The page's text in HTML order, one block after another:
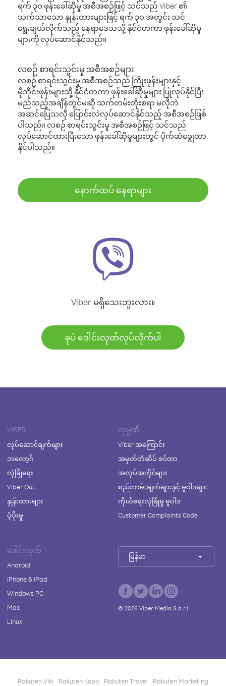
ရက် ၃၀ ဖုန်းခေါ်ဆိုမှု အစီအစဉ်ဖြင့် သင်သည် Viber ၏
သက်သာသော နှုန်းထားများဖြင့် ရက် ၃၀ အတွင်း သင်
ရွေးချယ်လိုက်သည့် နေရာဒေသသို့ နိုင်ငံတကာ ဖုန်းခေါ်ဆိုမှု
များကို လုပ်ဆောင်နိုင်သည်။
လစဉ် စာရင်းသွင်းမှု အစီအစဉ်များ
လစဉ် စာရင်းသွင်းမှု အစီအစဉ်သည် ကြိုးဖုန်းများနှင့်
မိုဘိုင်းဖုန်းများသို့ နိုင်ငံတကာ ဖုန်းခေါ်ဆိုမှုများ ပြုလုပ်နိုင်ပြီး
မည်သည့်အချိန်တွင်မဆို သက်တမ်းတိုးစရာ မလိုဘဲ
အဆင်ပြေသလို ပြောင်းလဲလုပ်ဆောင်နိုင်သည့် အစီအစဉ်ဖြစ်
ပါသည်။ လစဉ် စာရင်းသွင်းမှု အစီအစဉ်ဖြင့် သင်သည်
လုပ်ဆောင်ထားပြီးသော ဖုန်းခေါ်ဆိုမှုများတွင် ပိုက်ဆံချွေတာ
နိုင်ပါသည်။
နောက်ထပ် နေရာများ
Viber မရှိသေးဘူးလား။
ခုပဲ ဒေါင်းလုတ်လုပ်လိုက်ပါ
VIBER
လုပ်ဆောင်ချက်များ
ဘလော့ဂ်
လုံခြုံရေး
Viber Out
နှုန်းထားများ
ပံ့ပိုးမှု
ကုမ္ပဏီ
Viber အကြောင်း
အမှတ်တံဆိပ် စင်တာ
အလုပ်အကိုင်များ
စည်းကမ်းချက်များနှင့် မူဝါဒများ
ကိုယ်ရေးလုံခြုံမှု မူဝါဒ
Customer Complaints Code
ဒေါင်းလုတ်
Android
iPhone & iPad
Windows PC
Mac
Linux
မြန်မာ
© 2026Viber Media S.à r.l.
Rakuten Viki Rakuten Kobo Rakuten Travel Rakuten Marketing